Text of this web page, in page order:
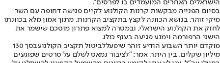
הישראלים האחרים המועמדים בו לפרסים".
בסיום הפנייה מבקשות קרנות הקולנוע לקיים פגישה דחופה עם השר
מיקי זוהר, בנושא הכוונה לקצץ בתקציב הקרנות, מתוך אמון מלא בכוונתו
לחזק את הקולנוע הישראלי, ובמטרה למצוא פתרון מוסכם שישמר את
הישגי הרפורמה וימנע פגיעה בענף כולו.
מוקדם יותר השבוע הודיע זוהר שיפעללביטול תקציב הקולנוע
בסך 130
מיליון שקלים. בין היתר, אמר: "לציבור נמאס לשלם על סרטים שפוגעים